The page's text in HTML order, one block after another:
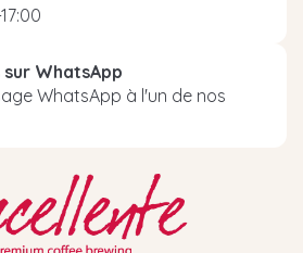
WhatsApp
WhatsApp à l'un de nos